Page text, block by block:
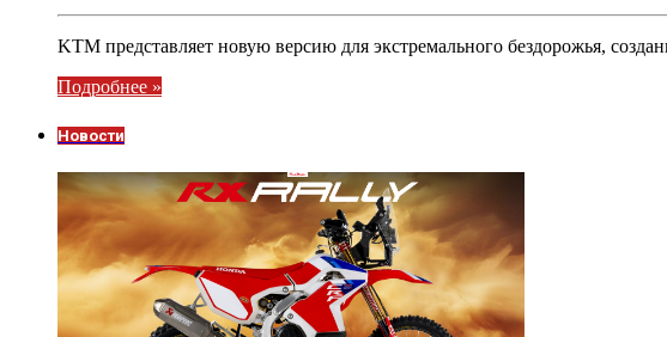
KTM представляет новую версию для экстремального бездорожья,
Подробнее »
Новости